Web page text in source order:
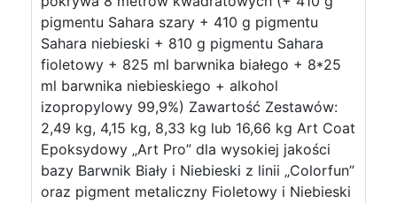
pigmentu Sahara szary + 410 g pigmentu
Sahara niebieski + 810 g pigmentu Sahara
fioletowy + 825 ml barwnika białego + 8*25
ml barwnika niebieskiego + alkohol
izopropylowy 99,9%) Zawartość Zestawów:
2,49 kg, 4,15 kg, 8,33 kg lub 16,66 kg Art Coat
Epoksydowy „Art Pro” dla wysokiej jakości
bazy Barwnik Biały i Niebieski z linii „Colorfun”
oraz pigment metaliczny Fioletowy i Niebieski